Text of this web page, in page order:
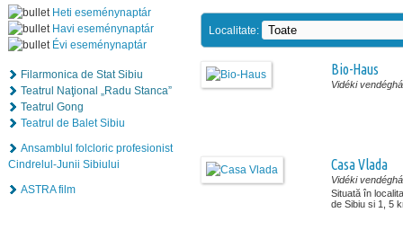
Heti eseménynaptár
Havi eseménynaptár
Évi eseménynaptár
Filarmonica de Stat Sibiu
Teatrul Naţional „Radu Stanca”
Teatrul Gong
Teatrul de Balet Sibiu
Ansamblul folcloric profesionist
Cindrelul-Junii Sibiului
ASTRA film
Localitate:
Bio-Haus
Vidéki
Casa Vlada
Vidéki
Situată în
de Sibiu si 1, 5